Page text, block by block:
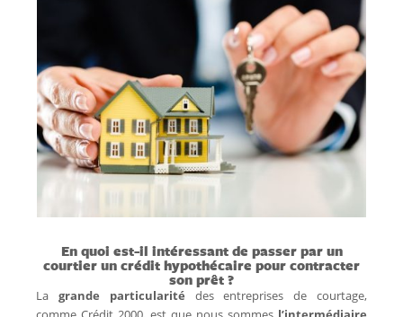
En quoi est-il intéressant de passer par un
courtier un crédit hypothécaire pour contracter
son prêt ?
Lagrande particularité des entreprises de courtage,